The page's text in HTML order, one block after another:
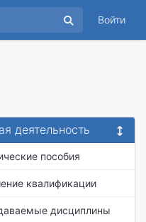
Войти
деятельность
пособия
квалификации
дисциплины